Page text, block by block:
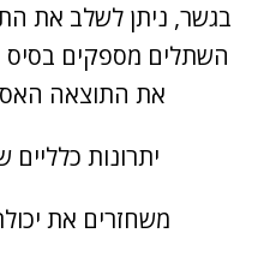
בגשר, ניתן לשלב את
השתלים מספקים בסיס
את התוצאה
יתרונות
משחזרים את